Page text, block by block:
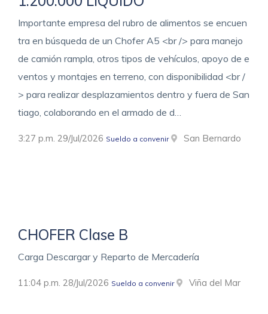
Importante empresa del rubro de alimentos se encuen
tra en búsqueda de un Chofer A5 <br /> para manejo
de camión rampla, otros tipos de vehículos, apoyo de e
ventos y montajes en terreno, con disponibilidad <br /
> para realizar desplazamientos dentro y fuera de San
tiago, colaborando en el armado de d…
3:27 p.m. 29/Jul/2026 Sueldo a convenir San Bernardo
CHOFER Clase B
Carga Descargar y Reparto de Mercadería
11:04 p.m. 28/Jul/2026 Sueldo a convenir Viña del Mar